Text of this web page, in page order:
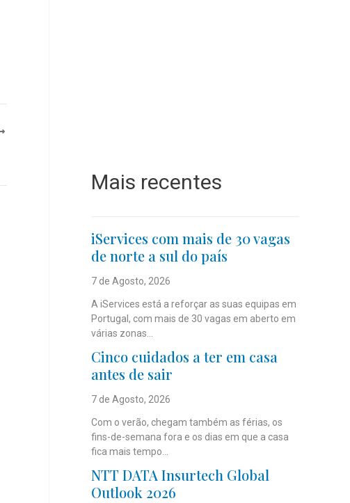
Mais recentes
iServices com mais de 30 vagas
de norte a sul do país
7 de Agosto, 2026
A iServices está a reforçar as suas equipas em
Portugal, com mais de 30 vagas em aberto em
várias zonas...
Cinco cuidados a ter em casa
antes de sair
7 de Agosto, 2026
Com o verão, chegam também as férias, os
fins-de-semana fora e os dias em que a casa
fica mais tempo...
NTT DATA Insurtech Global
Outlook 2026